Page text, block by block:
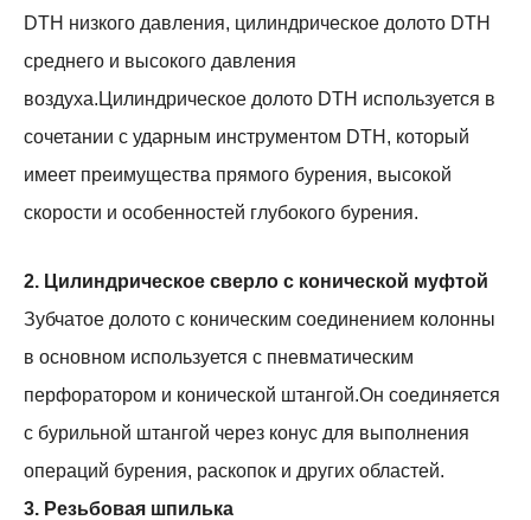
DTH низкого давления, цилиндрическое долото DTH
среднего и высокого давления
воздуха.Цилиндрическое долото DTH используется в
сочетании с ударным инструментом DTH, который
имеет преимущества прямого бурения, высокой
скорости и особенностей глубокого бурения.
2. Цилиндрическое сверло с конической муфтой
Зубчатое долото с коническим соединением колонны
в основном используется с пневматическим
перфоратором и конической штангой.Он соединяется
с бурильной штангой через конус для выполнения
операций бурения, раскопок и других областей.
3. Резьбовая шпилька